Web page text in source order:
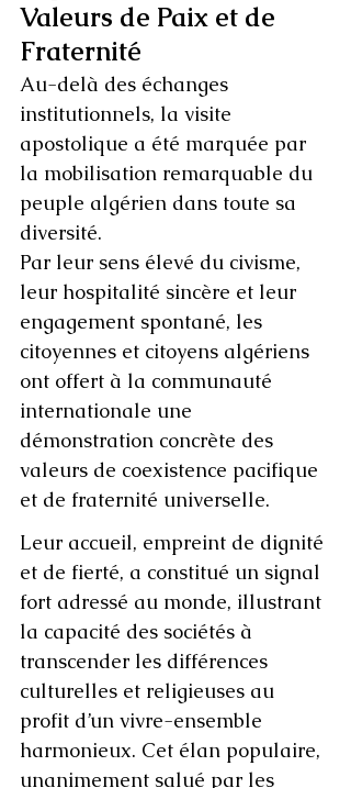
Valeurs de Paix et de
Fraternité
Au-delà des échanges
institutionnels, la visite
apostolique a été marquée par
la mobilisation remarquable du
peuple algérien dans toute sa
diversité.
Par leur sens élevé du civisme,
leur hospitalité sincère et leur
engagement spontané, les
citoyennes et citoyens algériens
ont offert à la communauté
internationale une
démonstration concrète des
valeurs de coexistence pacifique
et de fraternité universelle.
Leur accueil, empreint de dignité
et de fierté, a constitué un signal
fort adressé au monde, illustrant
la capacité des sociétés à
transcender les différences
culturelles et religieuses au
profit d’un vivre-ensemble
harmonieux. Cet élan populaire,
unanimement salué par les